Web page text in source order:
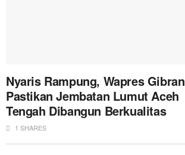
Nyaris Rampung, Wapres Gibran
Pastikan Jembatan Lumut Aceh
Tengah Dibangun Berkualitas
1 SHARES